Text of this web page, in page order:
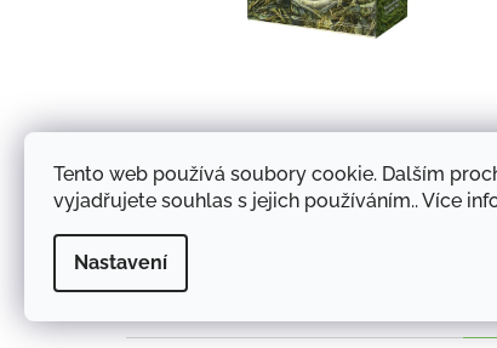
Tento web používá soubory cookie. Dalším
vyjadřujete souhlas s jejich používáním.. Více
Nastavení